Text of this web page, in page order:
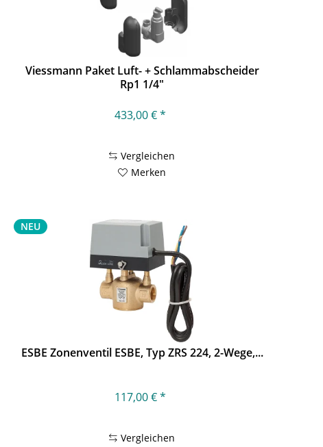
Viessmann Paket Luft- + Schlammabscheider
Rp1 1/4"
433,00 € *
Vergleichen
Merken
NEU
ESBE Zonenventil ESBE, Typ ZRS 224, 2-Wege,...
117,00 € *
Vergleichen